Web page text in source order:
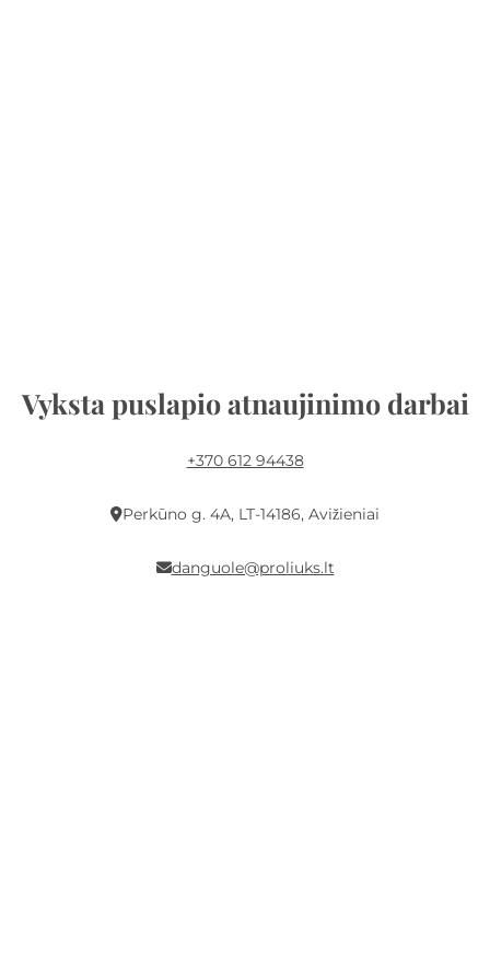
Vyksta puslapio atnaujinimo darbai
+370 612 94438
Perkūno g. 4A, LT-14186, Avižieniai
danguole@proliuks.lt